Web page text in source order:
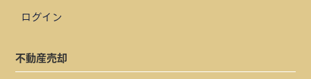
ログイン
不動産売却